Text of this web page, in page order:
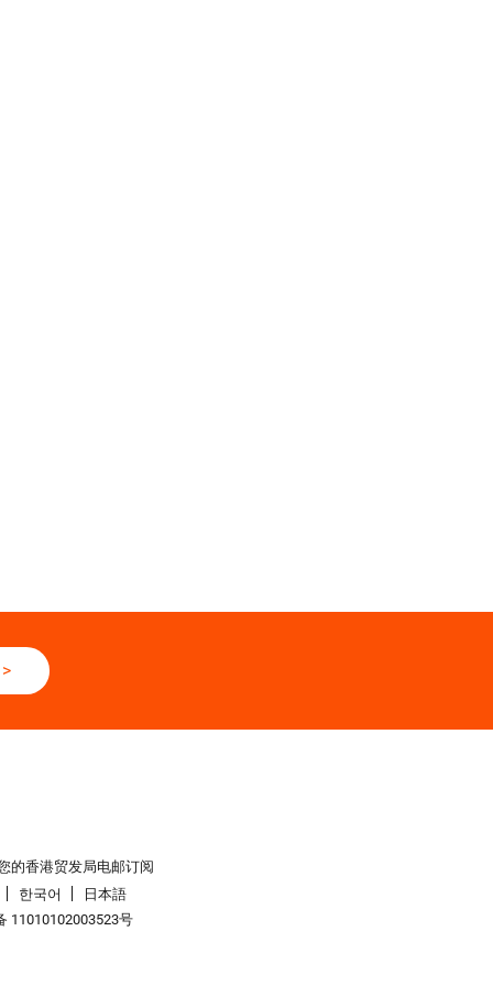
的香港贸发局电邮订阅
한국어
日本語
11010102003523号